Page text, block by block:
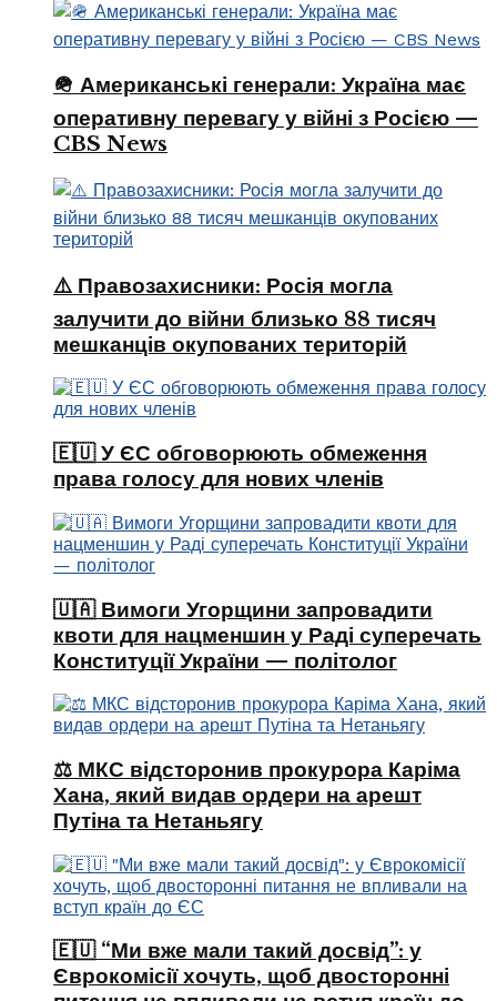
🪖 Американські генерали: Україна має
оперативну перевагу у війні з Росією —
CBS News
⚠️ Правозахисники: Росія могла
залучити до війни близько 88 тисяч
мешканців окупованих територій
🇪🇺 У ЄС обговорюють обмеження
права голосу для нових членів
🇺🇦 Вимоги Угорщини запровадити
квоти для нацменшин у Раді суперечать
Конституції України — політолог
⚖️ МКС відсторонив прокурора Каріма
Хана, який видав ордери на арешт
Путіна та Нетаньягу
🇪🇺 “Ми вже мали такий досвід”: у
Єврокомісії хочуть, щоб двосторонні